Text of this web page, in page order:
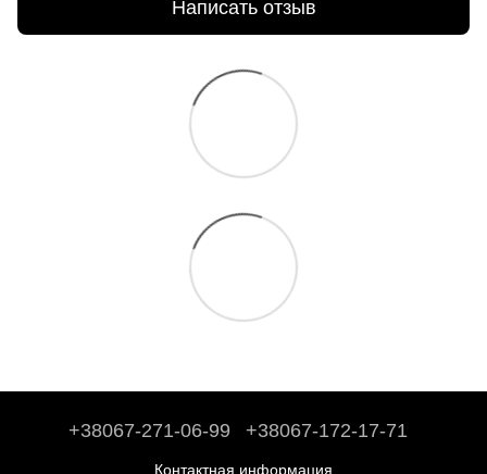
Написать отзыв
+38067-271-06-99 +38067-172-17-71
Контактная информация